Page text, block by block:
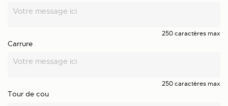
250 caractères max
Carrure
250 caractères max
Tour de cou